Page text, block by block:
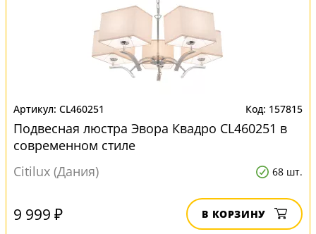
CL460251 157815
Подвесная люстра Эвора Квадро CL460251 в
современном стиле
Citilux (Дания)
68 шт.
9 999 ₽ В КОРЗИНУ